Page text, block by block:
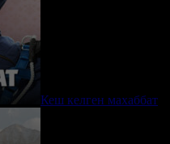
Кеш келген махаббат